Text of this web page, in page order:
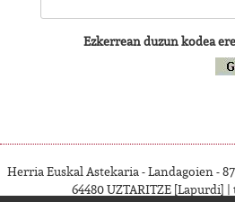
Ezkerrean duzun kodea
Herria Euskal Astekaria - Landagoien -
64480 UZTARITZE [Lapurdi] |